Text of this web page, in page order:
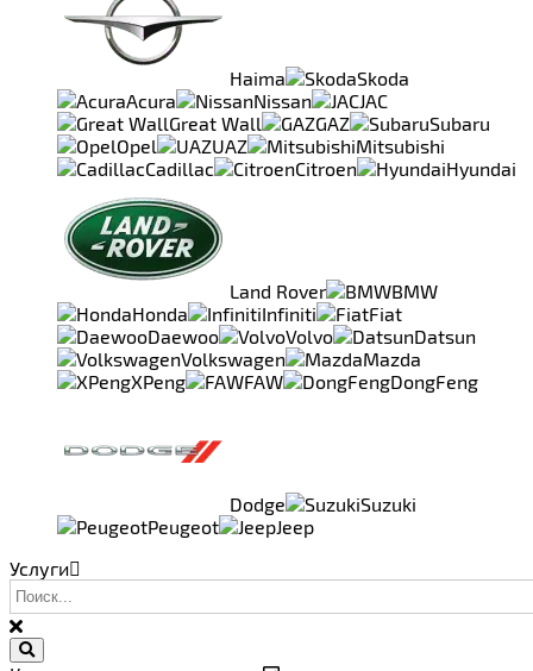
Haima
Skoda
Acura
Nissan
JAC
Great Wall
GAZ
Subaru
Opel
UAZ
Mitsubishi
Cadillac
Citroen Hyundai
Land Rover
BMW
Honda
Infiniti
Fiat
Daewoo
Volvo
Datsun
Volkswagen
Mazda
XPeng
FAW DongFeng
Dodge
Suzuki
Peugeot
Jeep
Услуги